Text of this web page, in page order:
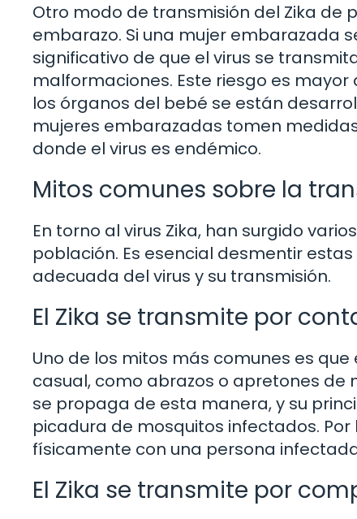
Otro modo de transmisión del Zika de
embarazo. Si una mujer embarazada
significativo de que el virus se
malformaciones. Este riesgo es
los órganos del bebé se están
mujeres embarazadas tomen
donde el virus es endémico.
Mitos comunes sobre la
En torno al virus Zika, han surgido
población. Es esencial desmentir
adecuada del virus y su transmisión.
El Zika se transmite por
Uno de los mitos más comunes es
casual, como abrazos o apretones de
se propaga de esta manera, y su
picadura de mosquitos infectados.
físicamente con una persona
El Zika se transmite por